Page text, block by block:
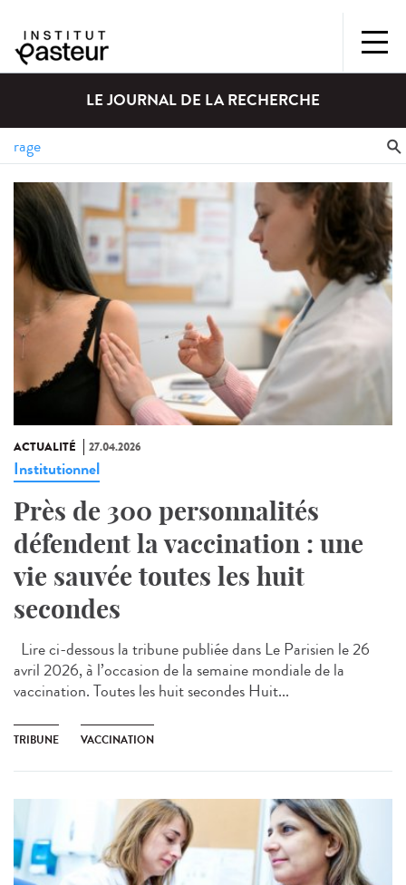
LE JOURNAL DE LA RECHERCHE
ACTUALITÉ 27.04.2026
Institutionnel
Près de 300 personnalités
défendent la vaccination : une
vie sauvée toutes les huit
secondes
Lire ci-dessous la tribune publiée dans Le Parisien le 26
avril 2026, à l’occasion de la semaine mondiale de la
vaccination. Toutes les huit secondes Huit...
TRIBUNE VACCINATION